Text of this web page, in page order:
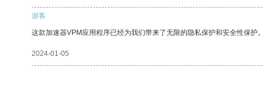
游客
这款加速器VPM应用程序已经为我们带来了无限的隐私保护和安全性保护。
2024-01-05